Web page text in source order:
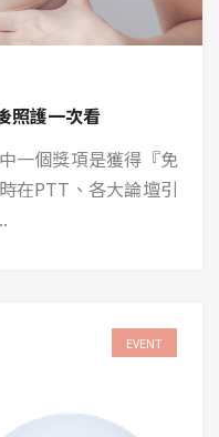
照護一次看
一個獎項是獲得『免
在PTT、各大論壇引
EVENT